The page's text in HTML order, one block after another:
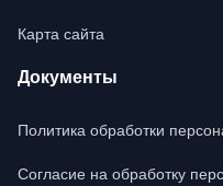
Карта сайта
Документы
Политика обработки
Согласие на обработку